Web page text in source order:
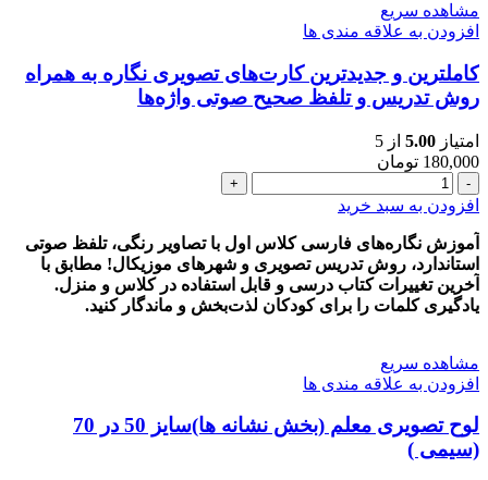
مشاهده سریع
افزودن به علاقه مندی ها
کاملترین و جدیدترین کارت‌های تصویری نگاره به همراه
روش تدریس و تلفظ صحیح صوتی واژه‌ها
امتیاز 5.00 از 5
180,000 تومان
کاملترین
و
کارت‌های
تصویری
نگاره
به
تدریس
و
صحیح
صوتی
افزودن به سبد خرید
آموزش نگاره‌های فارسی کلاس اول با تصاویر رنگی، تلفظ صوتی
استاندارد، روش تدریس تصویری و شهرهای موزیکال! مطابق با
آخرین تغییرات کتاب درسی و قابل استفاده در کلاس و منزل.
یادگیری کلمات را برای کودکان لذت‌بخش و ماندگار کنید.
مشاهده سریع
افزودن به علاقه مندی ها
لوح تصويری معلم (بخش نشانه ها)سایز 50 در 70
(سیمی )